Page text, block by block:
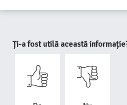
Ți-a fost utilă această